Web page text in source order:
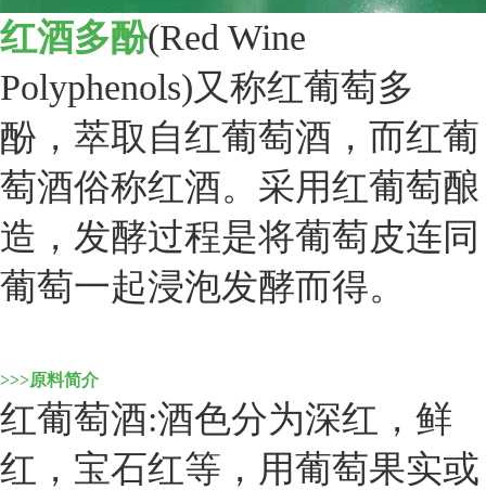
红酒多酚(Red Wine
Polyphenols)又称红葡萄多
酚，萃取自红葡萄酒，而红葡
萄酒俗称红酒。采用红葡萄酿
造，发酵过程是将葡萄皮连同
葡萄一起浸泡发酵而得。
>>>原料简介
红葡萄酒:酒色分为深红，鲜
红，宝石红等，用葡萄果实或